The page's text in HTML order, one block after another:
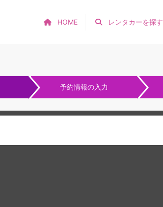
レンタカーを探す
HOME
予約情報の入力